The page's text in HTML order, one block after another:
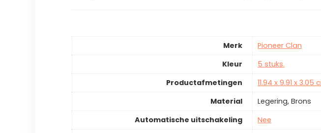
Merk
Pioneer Clan
Kleur
5 stuks.
Productafmetingen
11.94 x 9.91 x
Material
Legering, Brons
Automatische uitschakeling
Nee